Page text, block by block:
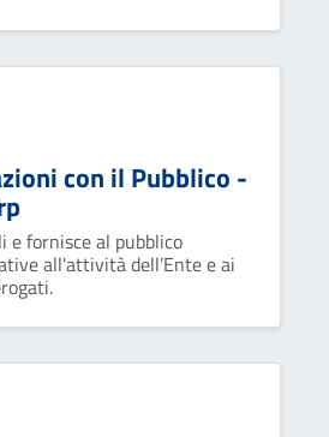
con il Pubblico -
e fornisce al pubblico
all'attività dell’Ente e ai